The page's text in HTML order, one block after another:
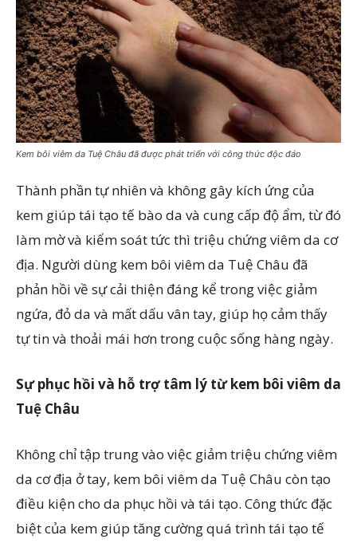
Kem bôi viêm da Tuệ Châu đã được phát triển với công thức độc đáo
Thành phần tự nhiên và không gây kích ứng của
kem giúp tái tạo tế bào da và cung cấp độ ẩm, từ đó
làm mờ và kiểm soát tức thì triệu chứng viêm da cơ
địa. Người dùng kem bôi viêm da Tuệ Châu đã
phản hồi về sự cải thiện đáng kể trong việc giảm
ngứa, đỏ da và mất dấu vân tay, giúp họ cảm thấy
tự tin và thoải mái hơn trong cuộc sống hàng ngày.
Sự phục hồi và hỗ trợ tâm lý từ kem bôi viêm da
Tuệ Châu
Không chỉ tập trung vào việc giảm triệu chứng viêm
da cơ địa ở tay, kem bôi viêm da Tuệ Châu còn tạo
điều kiện cho da phục hồi và tái tạo. Công thức đặc
biệt của kem giúp tăng cường quá trình tái tạo tế